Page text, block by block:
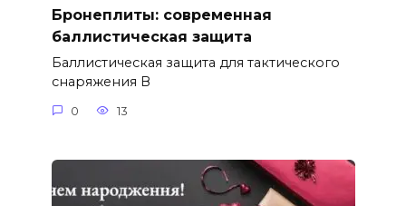
Бронеплиты: современная
баллистическая защита
Баллистическая защита для тактического
снаряжения В
0 13